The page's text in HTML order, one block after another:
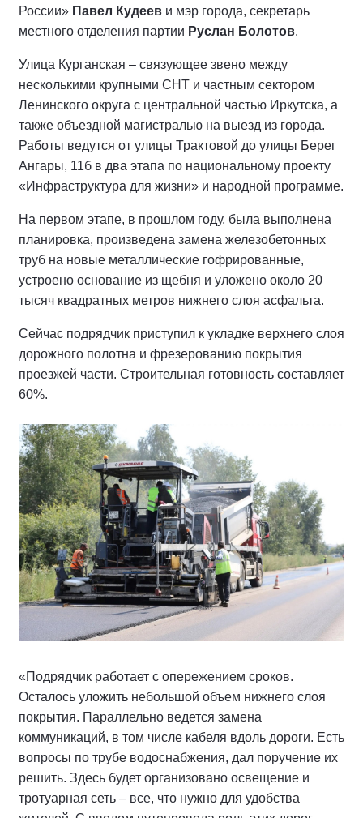
России» Павел Кудеев и мэр города, секретарь
местного отделения партии Руслан Болотов.
Улица Курганская – связующее звено между
несколькими крупными СНТ и частным сектором
Ленинского округа с центральной частью Иркутска, а
также объездной магистралью на выезд из города.
Работы ведутся от улицы Трактовой до улицы Берег
Ангары, 11б в два этапа по национальному проекту
«Инфраструктура для жизни» и народной программе.
На первом этапе, в прошлом году, была выполнена
планировка, произведена замена железобетонных
труб на новые металлические гофрированные,
устроено основание из щебня и уложено около 20
тысяч квадратных метров нижнего слоя асфальта.
Сейчас подрядчик приступил к укладке верхнего слоя
дорожного полотна и фрезерованию покрытия
проезжей части. Строительная готовность составляет
60%.
«Подрядчик работает с опережением сроков.
Осталось уложить небольшой объем нижнего слоя
покрытия. Параллельно ведется замена
коммуникаций, в том числе кабеля вдоль дороги. Есть
вопросы по трубе водоснабжения, дал поручение их
решить. Здесь будет организовано освещение и
тротуарная сеть – все, что нужно для удобства